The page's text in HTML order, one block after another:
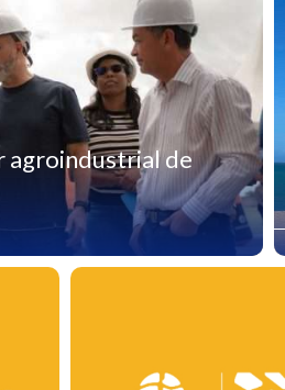
agroindustrial de